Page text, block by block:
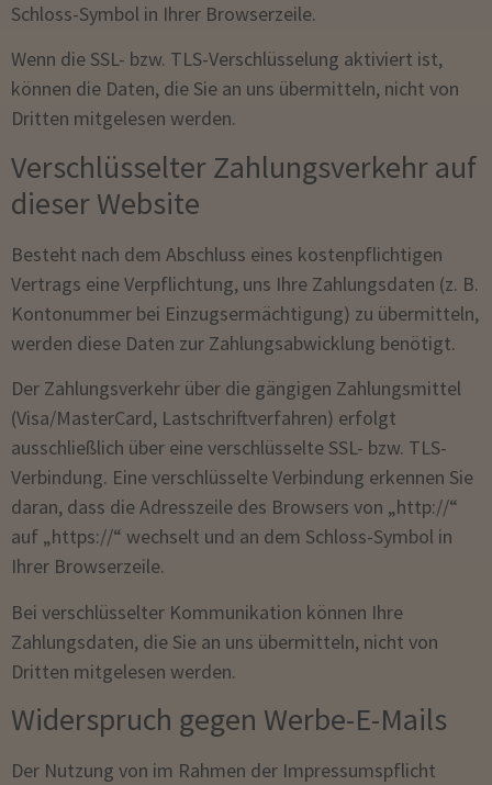
Schloss-Symbol in Ihrer Browserzeile.
Wenn die SSL- bzw. TLS-Verschlüsselung aktiviert ist,
können die Daten, die Sie an uns übermitteln, nicht von
Dritten mitgelesen werden.
Verschlüsselter Zahlungsverkehr auf
dieser Website
Besteht nach dem Abschluss eines kostenpflichtigen
Vertrags eine Verpflichtung, uns Ihre Zahlungsdaten (z. B.
Kontonummer bei Einzugsermächtigung) zu übermitteln,
werden diese Daten zur Zahlungsabwicklung benötigt.
Der Zahlungsverkehr über die gängigen Zahlungsmittel
(Visa/MasterCard, Lastschriftverfahren) erfolgt
ausschließlich über eine verschlüsselte SSL- bzw. TLS-
Verbindung. Eine verschlüsselte Verbindung erkennen Sie
daran, dass die Adresszeile des Browsers von „http://“
auf „https://“ wechselt und an dem Schloss-Symbol in
Ihrer Browserzeile.
Bei verschlüsselter Kommunikation können Ihre
Zahlungsdaten, die Sie an uns übermitteln, nicht von
Dritten mitgelesen werden.
Widerspruch gegen Werbe-E-Mails
Der Nutzung von im Rahmen der Impressumspflicht